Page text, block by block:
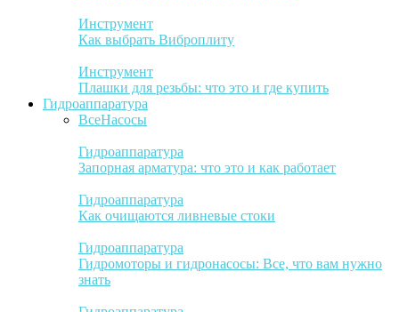
Инструмент
Как выбрать Виброплиту
Инструмент
Плашки для резьбы: что это и где купить
Гидроаппаратура
ВсеНасосы
Гидроаппаратура
Запорная арматура: что это и как работает
Гидроаппаратура
Как очищаются ливневые стоки
Гидроаппаратура
Гидромоторы и гидронасосы: Все, что вам нужно
знать